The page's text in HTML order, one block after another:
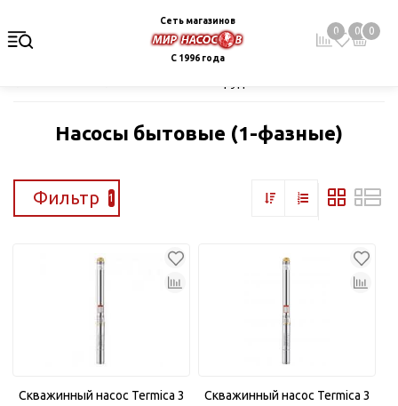
Сеть магазинов
С 1996 года
0 0 0
Насосы бытовые (1-фазные)
Фильтр 1
Скважинный насос Termica 3
Скважинный насос Termica 3